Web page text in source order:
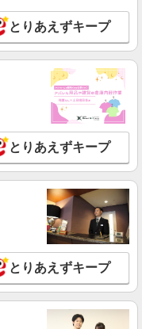
とりあえずキープ
とりあえずキープ
とりあえずキープ